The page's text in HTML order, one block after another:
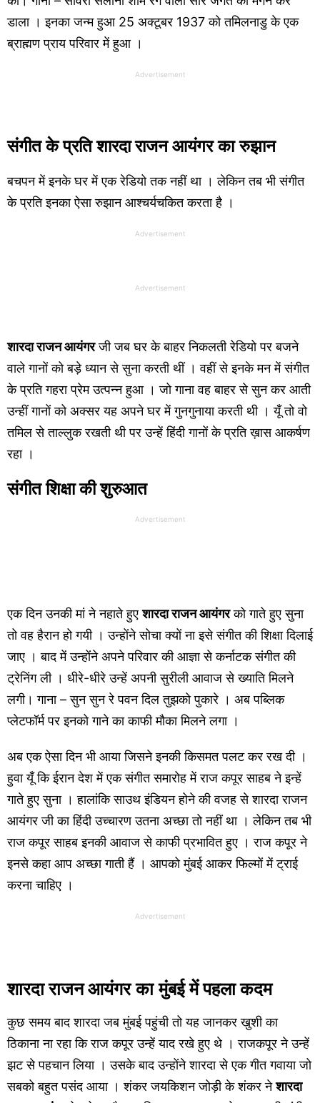
डाला । इनका जन्म हुआ 25 अक्टूबर 1937 को तमिलनाडु के एक
ब्राह्मण प्राय परिवार में हुआ ।
Advertisement
संगीत के प्रतिशारदा राजन आयंगर का रुझान
बचपन में इनके घर में एक रेडियो तक नहीं था । लेकिन तब भी संगीत
के प्रति इनका ऐसा रुझान आश्चर्यचकित करता है ।
Advertisement
Advertisement
शारदा राजन आयंगरजी जब घर के बाहर निकलती रेडियो पर बजने
वाले गानों को बड़े ध्यान से सुना करती थीं । वहीं से इनके मन में संगीत
के प्रति गहरा प्रेम उत्पन्न हुआ । जो गाना वह बाहर से सुन कर आती
उन्हीं गानों को अक्सर यह अपने घर में गुनगुनाया करती थी । यूँ तो वो
तमिल से ताल्लुक रखती थी पर उन्हें हिंदी गानों के प्रति ख़ास आकर्षण
रहा ।
संगीत शिक्षा की शुरुआत
Advertisement
एक दिन उनकी मां ने नहाते हुएशारदा राजन आयंगरको गाते हुए सुना
तो वह हैरान हो गयी । उन्होंने सोचा क्यों ना इसे संगीत की शिक्षा दिलाई
जाए । बाद में उन्होंने अपने परिवार की आज्ञा से कर्नाटक संगीत की
ट्रेनिंग ली । धीरे-धीरे उन्हें अपनी सुरीली आवाज से ख्याति मिलने
लगी। गाना – सुन सुन रे पवन दिल तुझको पुकारे । अब पब्लिक
प्लेटफॉर्म पर इनको गाने का काफी मौका मिलने लगा ।
अब एक ऐसा दिन भी आया जिसने इनकी किसमत पलट कर रख दी ।
हुवा यूँ कि ईरान देश में एक संगीत समारोह में राज कपूर साहब ने इन्हें
गाते हुए सुना । हालांकि साउथ इंडियन होने की वजह से शारदा राजन
आयंगर जी का हिंदी उच्चारण उतना अच्छा तो नहीं था । लेकिन तब भी
राज कपूर साहब इनकी आवाज से काफी प्रभावित हुए । राज कपूर ने
इनसे कहा आप अच्छा गाती हैं । आपको मुंबई आकर फिल्मों में ट्राई
करना चाहिए ।
Advertisement
शारदा राजन आयंगर का मुंबई में पहला कदम
कुछ समय बाद शारदा जब मुंबई पहुंची तो यह जानकर खुशी का
ठिकाना ना रहा कि राज कपूर उन्हें याद रखे हुए थे । राजकपूर ने उन्हें
झट से पहचान लिया । उसके बाद उन्होंने शारदा से एक गीत गवाया जो
सबको बहुत पसंद आया । शंकर जयकिशन जोड़ी के शंकर नेशारदा